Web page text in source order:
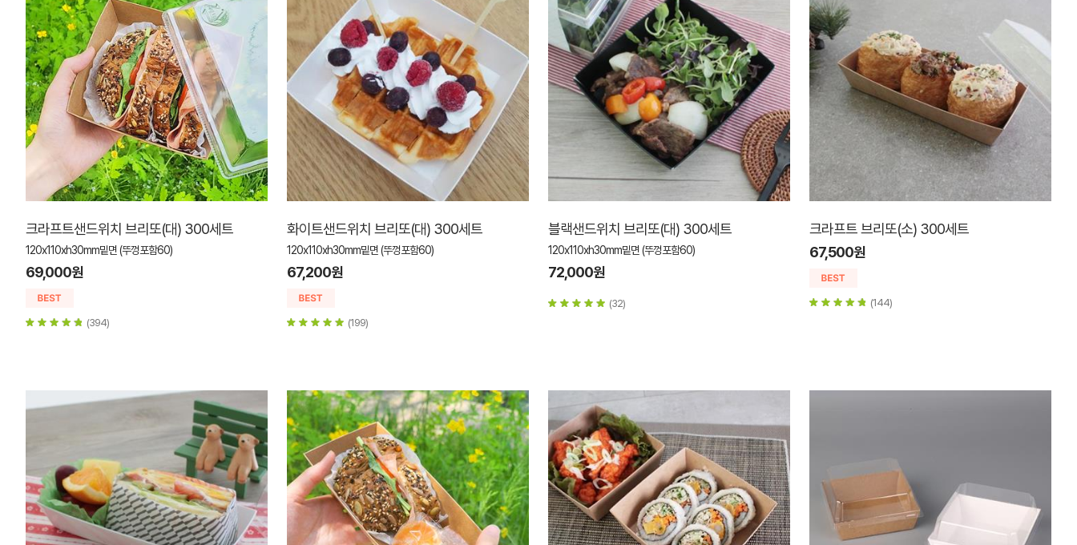
크라프트샌드위치 브리또(대) 300세트
120x110xh30mm밑면 (뚜껑포함60)
69,000원
(394)
화이트샌드위치 브리또(대) 300세트
120x110xh30mm밑면 (뚜껑포함60)
67,200원
(199)
블랙샌드위치 브리또(대) 300세트
120x110xh30mm밑면 (뚜껑포함60)
72,000원
(32)
크라프트 브리또(소) 300세트
67,500원
(144)